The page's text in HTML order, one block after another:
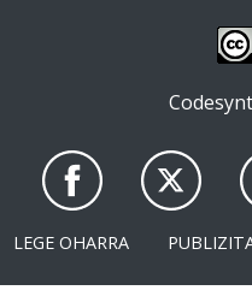
LEGE OHARRA